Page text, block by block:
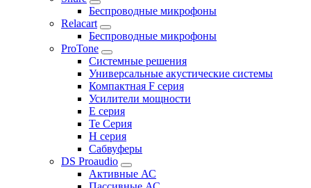
Беспроводные микрофоны
Relacart
Беспроводные микрофоны
ProTone
Системные решения
Универсальные акустические системы
Компактная F серия
Усилители мощности
E серия
Te Серия
H серия
Сабвуферы
DS Proaudio
Активные АС